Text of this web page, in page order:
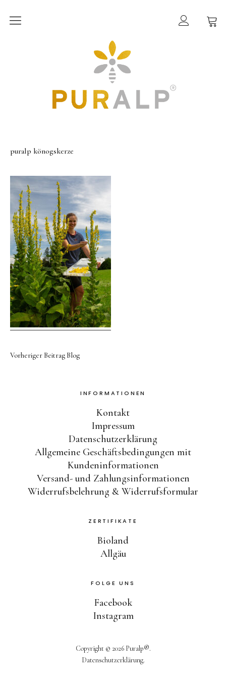
Wissenswertes
Inhaltsstoffe
Allgäuer Bio-Honige
Allgäuer Bio-Tees
Über uns
Kontakt
Kostenloser Versand ab 50
Euro
puralp könogskerze
Vorheriger Beitrag Blog
INFORMATIONEN
Kontakt
Impressum
Datenschutzerklärung
Allgemeine Geschäftsbedingungen mit
Kundeninformationen
Versand- und Zahlungsinformationen
Widerrufsbelehrung & Widerrufsformular
ZERTIFIKATE
Bioland
Allgäu
FOLGE UNS
Facebook
Instagram
Copyright © 2026 Puralp®
Datenschutzerklärung